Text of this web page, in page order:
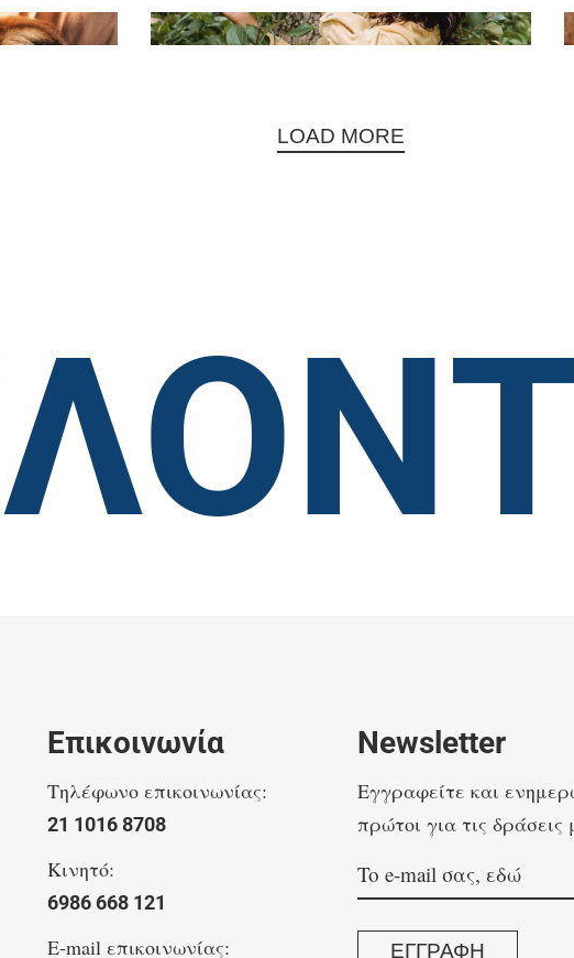
Nature’s
LOAD MORE
Επικοινωνία
Τηλέφωνο επικοινωνίας:
21 1016 8708
Κινητό:
6986 668 121
E-mail επικοινωνίας:
Newsletter
Eγγραφείτε και
πρώτοι για τις δράσεις
ΕΓΓΡΑΦΗ